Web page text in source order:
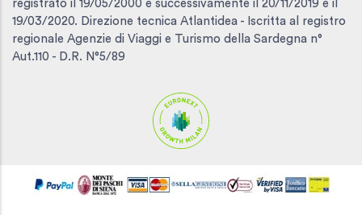
registrato il 19/05/2000 e successivamente il 20/11/2019 e il
19/03/2020. Direzione tecnica Atlantidea - Iscritta al registro
regionale Agenzie di Viaggi e Turismo della Sardegna n°
Aut.110 - D.R. N°5/89